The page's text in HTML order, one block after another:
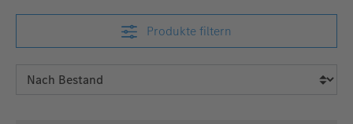
Produkte filtern